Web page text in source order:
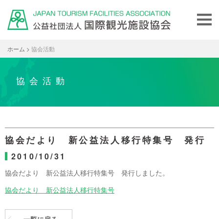
ホーム > 協会活動
協会活動
協会だより 新公益法人移行特集号 発行
2010/10/31
協会だより 新公益法人移行特集号 発行しました。
協会だより 新公益法人移行特集号